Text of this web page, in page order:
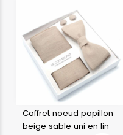
Coffret noeud papillon
beige sable uni en lin